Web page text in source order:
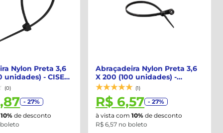
Nylon Preta 3,6
unidades) -
(1)
- 27%
10% de desconto
Abraçadeira Nylon Preta 3,6 x
250 (100 unidades) - CISER-
91...
(0)
R$ 12,30 - 27%
à vista com10% de desconto
R$ 12,30 no boleto